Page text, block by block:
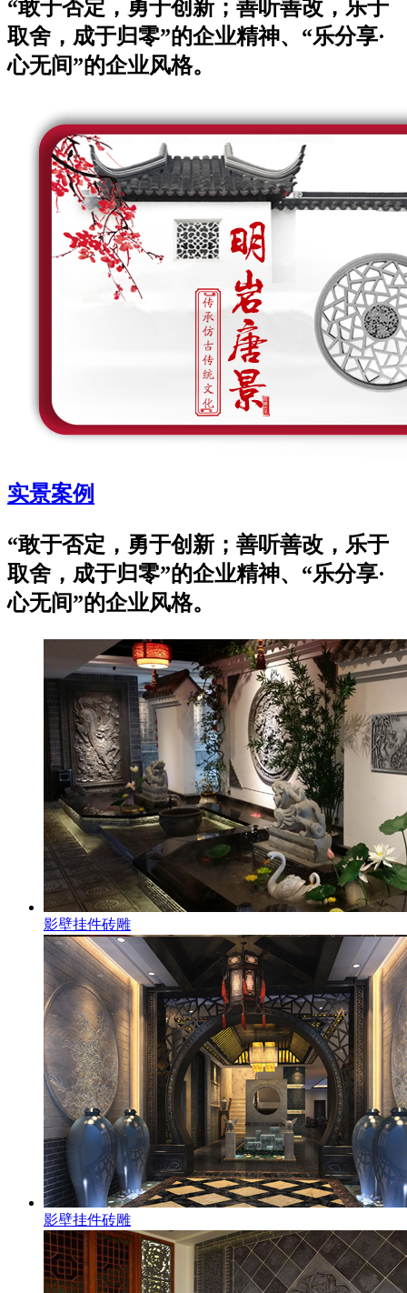
“敢于否定，勇于创新；善听善改，乐于
取舍，成于归零”的企业精神、“乐分享·
心无间”的企业风格。
实景案例
“敢于否定，勇于创新；善听善改，乐于
取舍，成于归零”的企业精神、“乐分享·
心无间”的企业风格。
影壁挂件砖雕
影壁挂件砖雕